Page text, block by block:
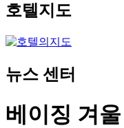
호텔지도
뉴스 센터
베이징 겨